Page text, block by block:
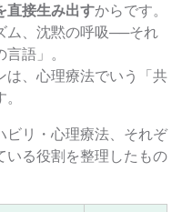
直接生み出すからです。
ム、沈黙の呼吸──それ
語」。
は、心理療法でいう「共
ビリ・心理療法、それぞ
いる役割を整理したもの